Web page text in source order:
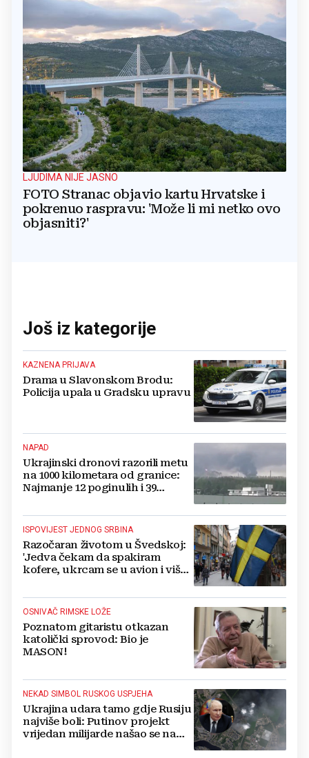
LJUDIMA NIJE JASNO
FOTO Stranac objavio kartu Hrvatske i
pokrenuo raspravu: 'Može li mi netko ovo
objasniti?'
Još iz kategorije
KAZNENA PRIJAVA
Drama u Slavonskom Brodu:
Policija upala u Gradsku upravu
NAPAD
Ukrajinski dronovi razorili metu
na 1000 kilometara od granice:
Najmanje 12 poginulih i 39
ISPOVIJEST JEDNOG SRBINA
Razočaran životom u Švedskoj:
'Jedva čekam da spakiram
kofere, ukrcam se u avion i više
OSNIVAČ RIMSKE LOŽE
Poznatom gitaristu otkazan
katolički sprovod: Bio je
MASON!
NEKAD SIMBOL RUSKOG USPJEHA
Ukrajina udara tamo gdje Rusiju
najviše boli: Putinov projekt
vrijedan milijarde našao se na